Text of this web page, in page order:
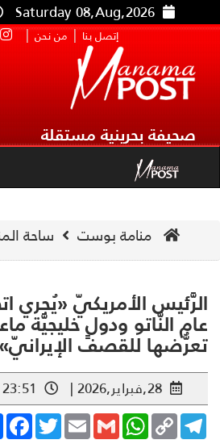
Saturday 08,Aug,2026
إتصل بنا | من نحن |
صحيفة بحرينية مستقلة
منامة بوست ساحة المنامة
الأمريكيّ «يُجري
النَّاتو ودولٍ خليجيَّة
للقصف الإيرانيّ»
28,فبراير,2026 | 23:51 |
TwitterEmailGmail
WhatsAppCopy
Link